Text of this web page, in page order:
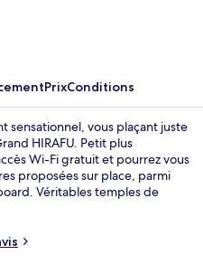
PrixConditions
sensationnel, vous plaçant juste
HIRAFU. Petit plus
Wi-Fi gratuit et pourrez vous
proposées sur place, parmi
Véritables temples de